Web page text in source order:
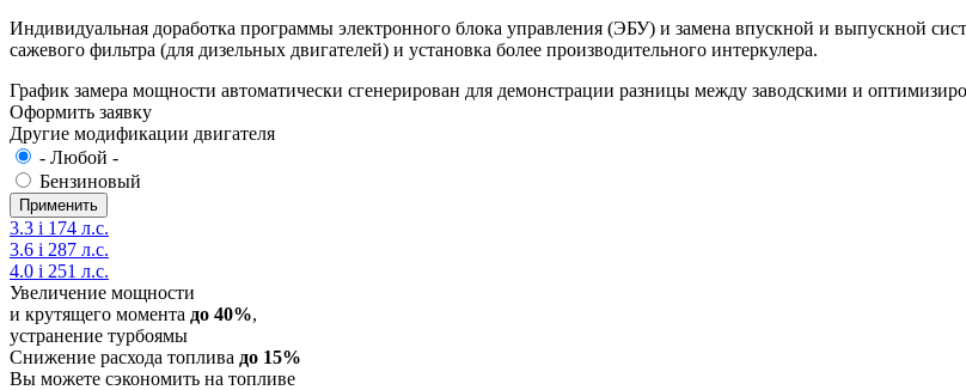
Индивидуальная доработка программы электронного блока управления (ЭБУ) и замена впускной и выпускной
сажевого фильтра (для дизельных двигателей) и установка более производительного интеркулера.
График замера мощности автоматически сгенерирован для демонстрации разницы между заводскими и
Оформить заявку
Другие модификации двигателя
- Любой -
Бензиновый
3.3 i 174 л.с.
3.6 i 287 л.с.
4.0 i 251 л.с.
Увеличение мощности
и крутящего момента до 40%,
устранение турбоямы
Снижение расхода топлива до 15%
Вы можете сэкономить на топливе